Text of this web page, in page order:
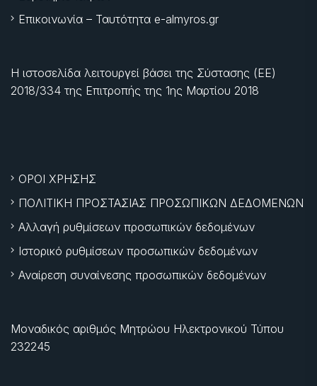
Επικοινωνία – Ταυτότητα e-almyros.gr
Η ιστοσελίδα λειτουργεί βάσει της Σύστασης (ΕΕ)
2018/334 της Επιτροπής της 1ης Μαρτίου 2018
ΟΡΟΙ ΧΡΗΣΗΣ
ΠΟΛΙΤΙΚΗ ΠΡΟΣΤΑΣΙΑΣ ΠΡΟΣΩΠΙΚΩΝ ΔΕΔΟΜΕΝΩΝ
Αλλαγή ρυθμίσεων προσωπικών δεδομένων
Ιστορικό ρυθμίσεων προσωπικών δεδομένων
Αναίρεση συναίνεσης προσωπικών δεδομένων
Μοναδικός αριθμός Μητρώου Ηλεκτρονικού Τύπου
232245